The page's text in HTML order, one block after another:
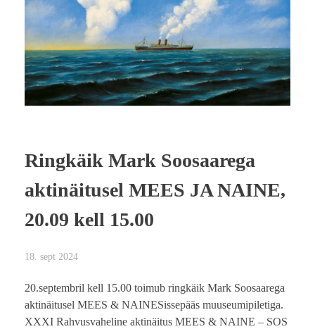
Ringkäik Mark Soosaarega
aktinäitusel MEES JA NAINE,
20.09 kell 15.00
18. sept 2024
20.septembril kell 15.00 toimub ringkäik Mark Soosaarega
aktinäitusel MEES & NAINESissepääs muuseumipiletiga.
XXXI Rahvusvaheline aktinäitus MEES & NAINE – SOS